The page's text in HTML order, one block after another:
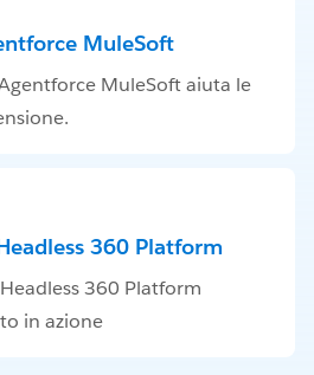
MuleSoft
MuleSoft aiuta le
360 Platform
360 Platform
in azione